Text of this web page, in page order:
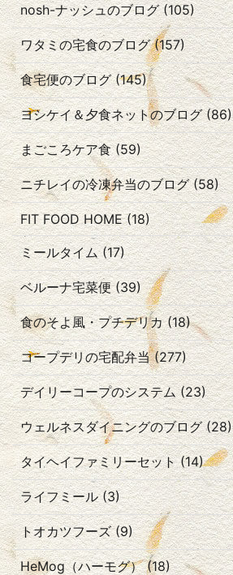
nosh-ナッシュのブログ (105)
ワタミの宅食のブログ (157)
食宅便のブログ (145)
ヨシケイ＆夕食ネットのブログ (86)
まごころケア食 (59)
ニチレイの冷凍弁当のブログ (58)
FIT FOOD HOME (18)
ミールタイム (17)
ベルーナ宅菜便 (39)
食のそよ風・プチデリカ (18)
コープデリの宅配弁当 (277)
デイリーコープのシステム (23)
ウェルネスダイニングのブログ (28)
タイヘイファミリーセット (14)
ライフミール (3)
トオカツフーズ (9)
HeMog（ハーモグ） (18)